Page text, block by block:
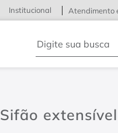
Institucional Atendimento
Sifão